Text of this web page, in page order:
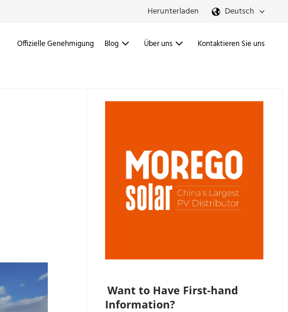
Herunterladen Deutsch
Offizielle Genehmigung Blog Über uns Kontaktieren Sie uns
Want to Have First-hand
Information?